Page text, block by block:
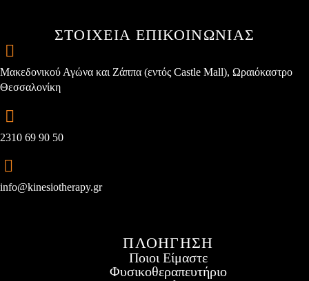
ΣΤΟΙΧΕΙΑ ΕΠΙΚΟΙΝΩΝΙΑΣ
Μακεδονικού Αγώνα και Ζάππα (εντός Castle Mall), Ωραιόκαστρο
Θεσσαλονίκη
2310 69 90 50
info@kinesiotherapy.gr
ΠΛΟΗΓΗΣΗ
Ποιοι Είμαστε
Φυσικοθεραπευτήριο